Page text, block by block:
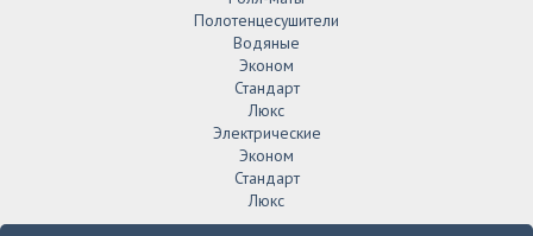
Полотенцесушители
Водяные
Эконом
Стандарт
Люкс
Электрические
Эконом
Стандарт
Люкс